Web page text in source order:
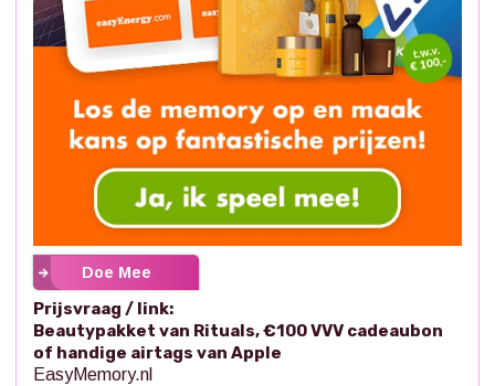
Doe Mee
Prijsvraag / link:
Beautypakket van Rituals, €100 VVV cadeaubon
of handige airtags van Apple
EasyMemory.nl